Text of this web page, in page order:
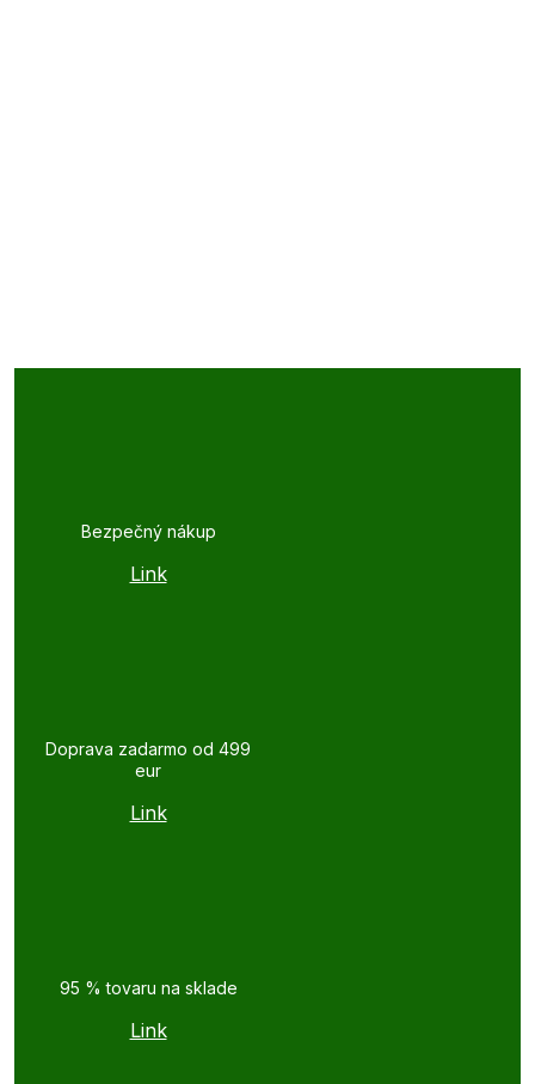
Bezpečný nákup
Link
Doprava zadarmo od 499
eur
Link
95 % tovaru na sklade
Link